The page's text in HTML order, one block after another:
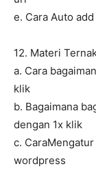
e. Cara Auto
12. Materi
a. Cara
klik
b. Bagaimana
dengan 1x klik
c.
wordpress